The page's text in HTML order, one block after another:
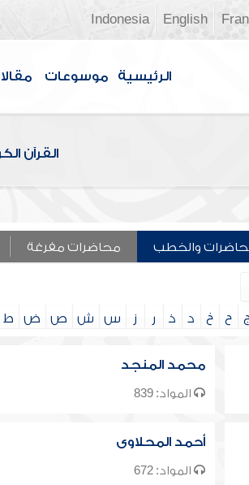
English
Indonesia
الرئيسية موسوعات
القرآن
والخطب محاضرات مفرغة
ح خ د ذ ر ز س ش ص ض ط
محمد المنجد
المواد: 839
أحمد المحلاوى
المواد: 672